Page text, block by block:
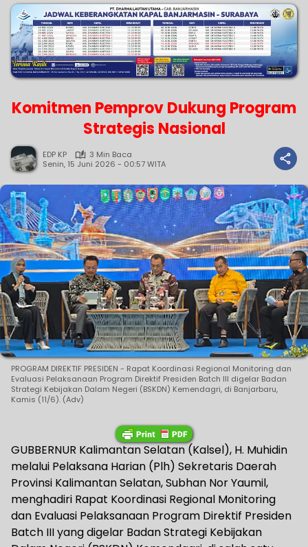
Komitmen Pemprov Dukung Program
Strategis Nasional
EDP KP
3 Min Baca
Senin, 15 Juni 2026 - 00:57 WITA
PROGRAM DIREKTIF PRESIDEN - Rapat Koordinasi Regional Monitoring dan
Evaluasi Pelaksanaan Program Direktif Presiden Batch III digelar Badan
Strategi Kebijakan Dalam Negeri (BSKDN) Kemendagri, di Banjarbaru,
Kamis (11/6). (Adv)
GUBBERNUR Kalimantan Selatan (Kalsel), H. Muhidin
melalui Pelaksana Harian (Plh) Sekretaris Daerah
Provinsi Kalimantan Selatan, Subhan Nor Yaumil,
menghadiri Rapat Koordinasi Regional Monitoring
dan Evaluasi Pelaksanaan Program Direktif Presiden
Batch III yang digelar Badan Strategi Kebijakan